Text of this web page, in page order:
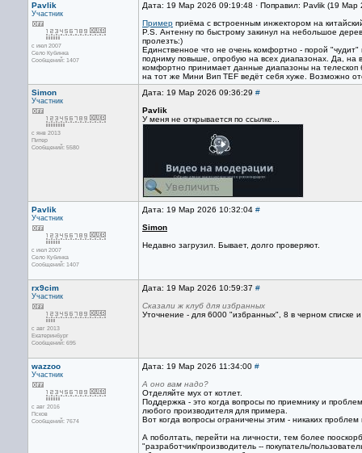
Pavlik
Участник
с июл 2007
Село Кубинка
Сообщений: 1407
Дата: 19 Мар 2026 09:19:48 · Поправил: Pavlik (19
Пример приёма с встроенным инжектором на
P.S. Антенну по быстрому закинул на небольшое
пролезть:)
Единственное что не очень комфортно - порой
подниму повыше, опробую на всех диапазонах. Да, на
комфортно принимает данные диапазоны на
на тот же Мини Вип TEF ведёт себя хуже. Возможно
Simon
Участник
с янв 2013
Питер
Сообщений: 5580
Дата: 19 Мар 2026 09:36:29 #
Pavlik
У меня не открывается по ссылке...
Pavlik
Участник
с июл 2007
Село Кубинка
Сообщений: 1407
Дата: 19 Мар 2026 10:32:04 #
Simon
Недавно загрузил. Бывает, долго проверяют.
rx9cim
Участник
с авг 2013
Екатеринбург
Сообщений: 695
Дата: 19 Мар 2026 10:59:37 #
Сказали ж клуб для избранных
Уточнение - для 6000 "избранных", 8 в черном списке
wazzoo
Участник
с авг 2016
Псков
Сообщений: 7674
Дата: 19 Мар 2026 11:34:00 #
А оно вам надо?
Отделяйте мух от котлет.
Поддержка - это когда вопросы по приемнику и
любого производителя для примера.
Вот когда вопросы ограничены этим - никаких проблем
А поболтать, перейти на личности, тем более
"разработчик/производитель -- покупатель/